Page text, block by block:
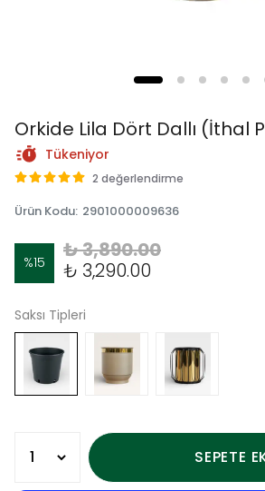
Orkide Lila Dört Dallı (İthal
Tükeniyor
2 değerlendirme
Ürün Kodu: 2901000009636
%15
₺ 3,890.00
₺ 3,290.00
Saksı Tipleri
SEPETE